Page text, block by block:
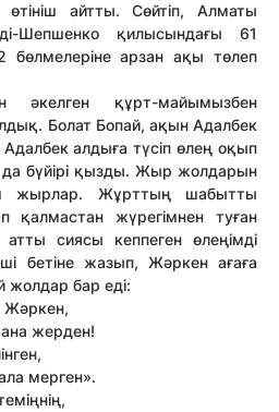
өтініш айтты. Сөйтіп, Алматы
Шепшенко қилысындағы 61
бөлмелеріне арзан ақы төлеп
әкелген құрт-майымызбен
Болат Бопай, ақын Адалбек
алдыға түсіп өлең оқып
бүйірі қызды. Жыр жолдарын
жырлар. Жұрттың шабытты
жүрегімнен туған
сиясы кеппеген өлеңімді
бетіне жазып, Жәркен ағаға
бар еді:
Жәркен,
жерден!
мерген».